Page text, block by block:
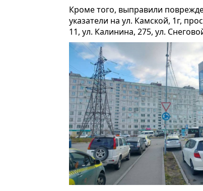
Кроме того, выправили
указатели на ул. Камской, 1г,
11, ул. Калинина, 275, ул.